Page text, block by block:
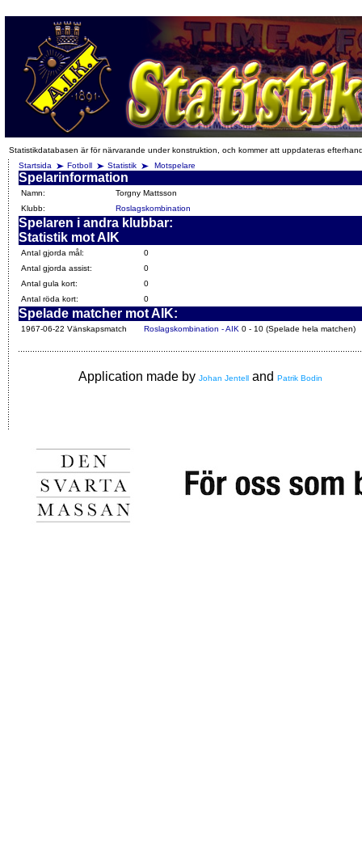
Statistikdatabasen är för närvarande under konstruktion, och kommer att uppdateras
Startsida
Fotboll Statistik Motspelare
Spelarinformation
Namn:
Torgny Mattsson
Klubb:
Roslagskombination
Spelaren i andra klubbar:
Statistik mot AIK
Antal gjorda mål:
0
Antal gjorda assist:
0
Antal gula kort:
0
Antal röda kort:
0
Spelade matcher mot AIK:
1967-06-22 Vänskapsmatch Roslagskombination - AIK 0 - 10 (Spelade hela matchen)
Application made by Johan Jentell and Patrik Bodin